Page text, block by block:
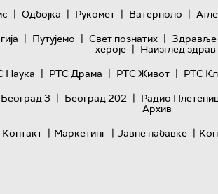
| Одбојка | Рукомет | Ватерполо |
| Путујемо | Свет познатих | Здравље
хероје | Наизглед здрав
Наука | РТС Драма | РТС Живот | РТС
3 | Београд 202 | Радио
Архив
Контакт | Маркетинг | Јавне набавке |